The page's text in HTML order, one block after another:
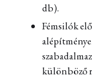
db).
Fémsilók
különböző